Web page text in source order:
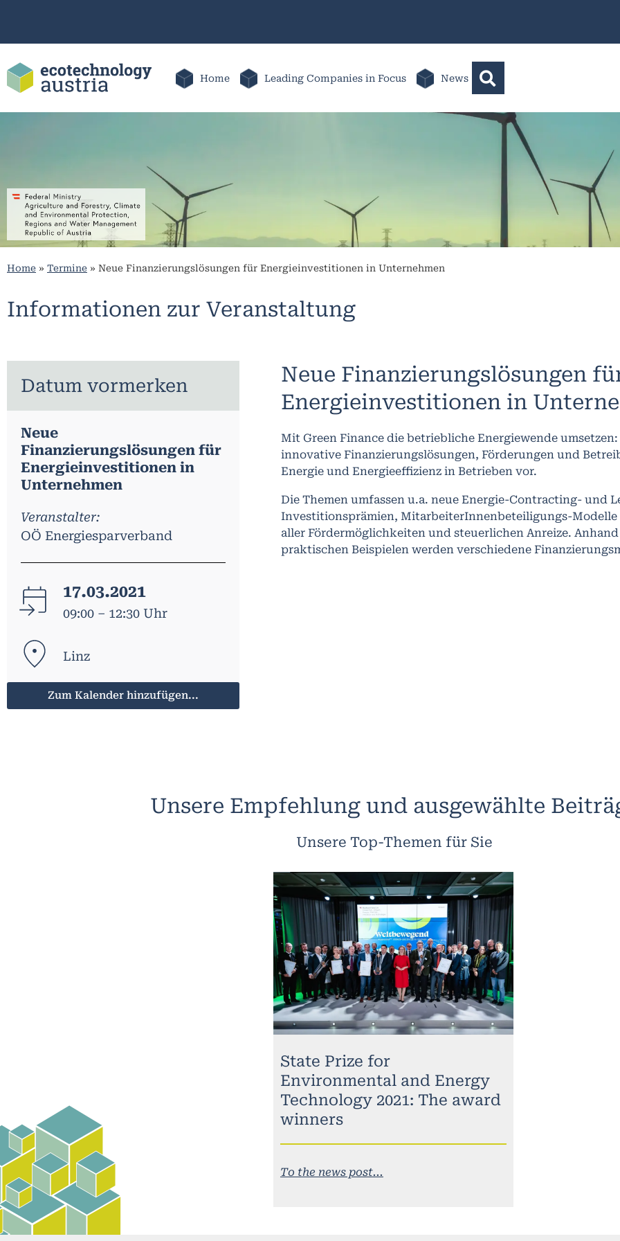
Home Leading Companies in Focus News
Home » Termine » Neue Finanzierungslösungen für Energieinvestitionen in Unternehmen
Informationen zur Veranstaltung
Datum vormerken
Neue
Finanzierungslösungen für
Energieinvestitionen in
Unternehmen
Veranstalter:
OÖ Energiesparverband
17.03.2021
09:00 – 12:30 Uhr
Linz
Zum Kalender hinzufügen...
Neue Finanzierungslösungen
Energieinvestitionen in
Mit Green Finance die betriebliche Energiewende
innovative Finanzierungslösungen, Förderungen und
Energie und Energieeffizienz in Betrieben vor.
Die Themen umfassen u.a. neue Energie-Contracting- und
Investitionsprämien, MitarbeiterInnenbeteiligungs-Modelle
aller Fördermöglichkeiten und steuerlichen Anreize.
praktischen Beispielen werden verschiedene
Unsere Empfehlung und ausgewählte
Unsere Top-Themen für Sie
State Prize for
Environmental and Energy
Technology 2021: The award
winners
To the news post...